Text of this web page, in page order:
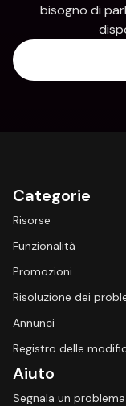
bisogno di
Categorie
Risorse
Funzionalità
Promozioni
Risoluzione dei
Annunci
Registro delle
Aiuto
Segnala un problema